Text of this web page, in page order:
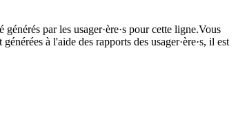
par les usager·ère·s pour cette ligne.Vous
à l'aide des rapports des usager·ère·s, il est